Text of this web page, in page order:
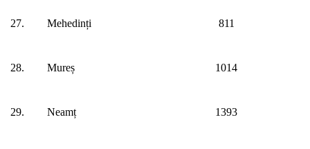
27. Mehedinți 811
28. Mureș 1014
29. Neamț 1393